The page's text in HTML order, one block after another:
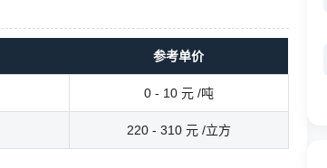
参考单价
0 - 10 元 /吨
220 - 310 元 /立方